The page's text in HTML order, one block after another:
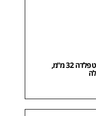
לוחץ Heavy Duty לסרט פלדה 32 מ"מ,